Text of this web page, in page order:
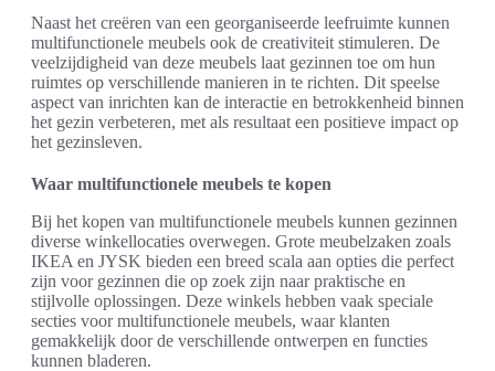
Naast het creëren van een georganiseerde leefruimte kunnen
multifunctionele meubels ook de creativiteit stimuleren. De
veelzijdigheid van deze meubels laat gezinnen toe om hun
ruimtes op verschillende manieren in te richten. Dit speelse
aspect van inrichten kan de interactie en betrokkenheid binnen
het gezin verbeteren, met als resultaat een positieve impact op
het gezinsleven.
Waar multifunctionele meubels te kopen
Bij het kopen van multifunctionele meubels kunnen gezinnen
diverse winkellocaties overwegen. Grote meubelzaken zoals
IKEA en JYSK bieden een breed scala aan opties die perfect
zijn voor gezinnen die op zoek zijn naar praktische en
stijlvolle oplossingen. Deze winkels hebben vaak speciale
secties voor multifunctionele meubels, waar klanten
gemakkelijk door de verschillende ontwerpen en functies
kunnen bladeren.